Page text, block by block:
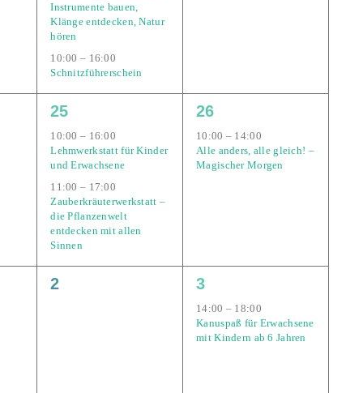
Instrumente bauen,
Klänge entdecken, Natur
hören
10:00 – 16:00
Schnitzführerschein
2
Veranstaltungen,
25
10:00 – 16:00
Lehmwerkstatt für Kinder
und Erwachsene
11:00 – 17:00
Zauberkräuterwerkstatt –
die Pflanzenwelt
entdecken mit allen
Sinnen
1
Veranstaltung,
26
10:00 – 14:00
Alle anders, alle gleich! –
Magischer Morgen
0
2
1
Veranstaltung,
3
14:00 – 18:00
Kanuspaß für Erwachsene
mit Kindern ab 6 Jahren